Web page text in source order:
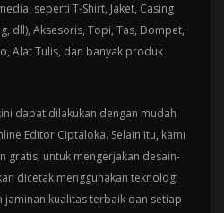
seperti T-Shirt, Jaket, Casing
dll), Aksesoris, Topi, Tas, Dompet,
Alat Tulis, dan banyak produk
dapat dilakukan dengan mudah
Editor Ciptaloka. Selain itu, kami
gratis, untuk mengerjakan desain-
dicetak menggunakan teknologi
kualitas terbaik dan setiap